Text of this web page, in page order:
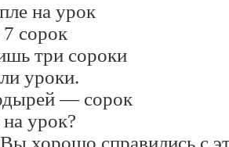
на урок
сорок
три сороки
уроки.
— сорок
урок?
хорошо справились с